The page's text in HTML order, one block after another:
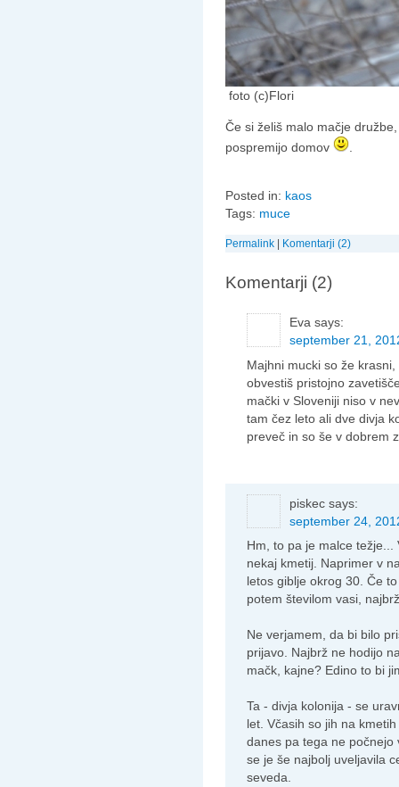
foto (c)Flori
Če si želiš malo mačje
pospremijo domov
Posted in: kaos
Tags: muce
Permalink Komentarji (2)
Komentarji (2)
Eva says:
september 21,
Majhni mucki so že
obvestiš pristojno
mački v Sloveniji niso v
tam čez leto ali dve divja
preveč in so še v dobrem
piskec says:
september 24,
Hm, to pa je malce
nekaj kmetij. Naprimer v
letos giblje okrog 30. Če
potem številom vasi,
Ne verjamem, da bi bilo
prijavo. Najbrž ne hodijo
mačk, kajne? Edino to bi
Ta - divja kolonija - se
let. Včasih so jih na
danes pa tega ne počnejo
se je še najbolj uveljavila
seveda.